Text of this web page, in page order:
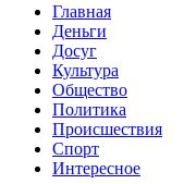
Главная
Деньги
Досуг
Культура
Общество
Политика
Происшествия
Спорт
Интересное